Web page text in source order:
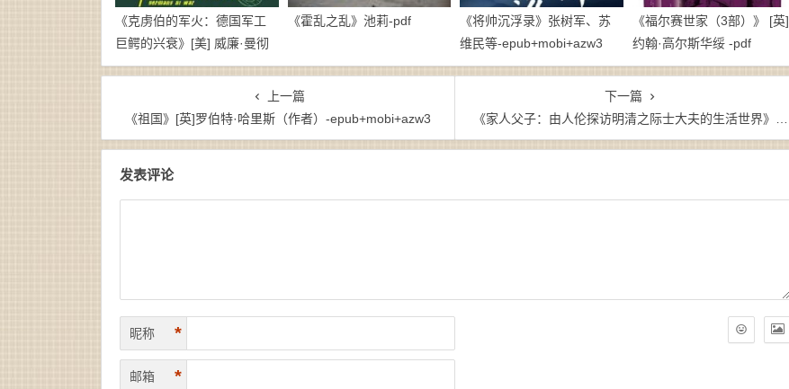
《克虏伯的军火：德国军工
巨鳄的兴衰》[美] 威廉·曼彻
斯特-pdf
《霍乱之乱》池莉-pdf
《将帅沉浮录》张树军、苏
维民等-epub+mobi+azw3
《福尔赛世家（3部）》 [英]
约翰·高尔斯华绥 -pdf
上一篇
《祖国》[英]罗伯特·哈里斯（作者）-epub+mobi+azw3
下一篇
《家人父子：由人伦探访明清之际士大夫的生活世界》赵园（作者）-epub+mobi+azw3
发表评论
昵称 *
邮箱 *